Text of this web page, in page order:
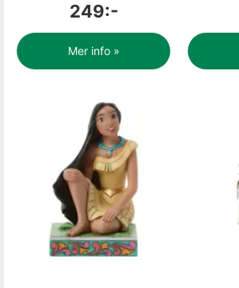
249:-
Mer info »